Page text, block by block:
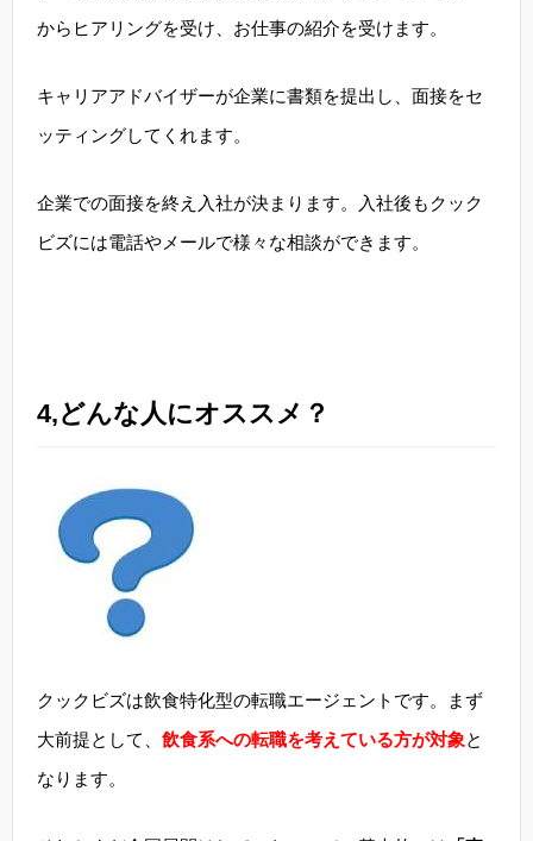
からヒアリングを受け、お仕事の紹介を受けます。
キャリアアドバイザーが企業に書類を提出し、面接をセ
ッティングしてくれます。
企業での面接を終え入社が決まります。入社後もクック
ビズには電話やメールで様々な相談ができます。
4,どんな人にオススメ？
クックビズは飲食特化型の転職エージェントです。まず
大前提として、 飲食系への転職を考えている方が対象と
なります。